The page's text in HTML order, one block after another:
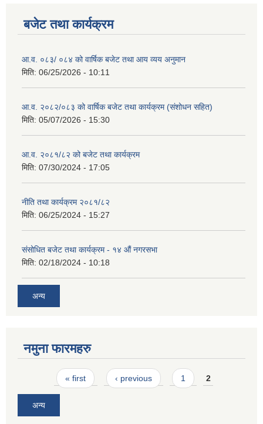
बजेट तथा कार्यक्रम
आ.व. ०८३/ ०८४ को वार्षिक बजेट तथा आय व्यय अनुमान
मिति: 06/25/2026 - 10:11
आ.व. २०८२/०८३ को वार्षिक बजेट तथा कार्यक्रम (संशोधन सहित)
मिति: 05/07/2026 - 15:30
आ.व. २०८१/८२ को बजेट तथा कार्यक्रम
मिति: 07/30/2024 - 17:05
नीति तथा कार्यक्रम २०८१/८२
मिति: 06/25/2024 - 15:27
संसोधित बजेट तथा कार्यक्रम - १४ औं नगरसभा
मिति: 02/18/2024 - 10:18
अन्य
नमुना फारमहरु
Pages« first ‹ previous 1 2
अन्य